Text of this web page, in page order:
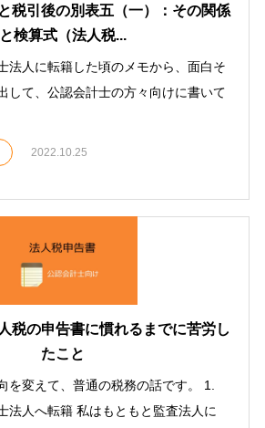
税引後の別表五（一）：その関係
と検算式（法人税...
法人に転籍した頃のメモから、面白そ
して、公認会計士の方々向けに書いて
2022.10.25
税の申告書に慣れるまでに苦労し
たこと
を変えて、普通の税務の話です。 1.
法人へ転籍 私はもともと監査法人に